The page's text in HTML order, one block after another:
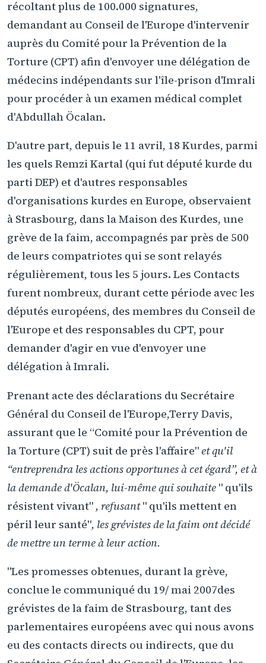
récoltant plus de 100.000 signatures,
demandant au Conseil de l'Europe d'intervenir
auprès du Comité pour la Prévention de la
Torture (CPT) afin d'envoyer une délégation de
médecins indépendants sur l'île-prison d'Imrali
pour procéder à un examen médical complet
d'Abdullah Öcalan.
D'autre part, depuis le 11 avril, 18 Kurdes, parmi
les quels Remzi Kartal (qui fut député kurde du
parti DEP) et d'autres responsables
d'organisations kurdes en Europe, observaient
à Strasbourg, dans la Maison des Kurdes, une
grève de la faim, accompagnés par près de 500
de leurs compatriotes qui se sont relayés
régulièrement, tous les 5 jours. Les Contacts
furent nombreux, durant cette période avec les
députés européens, des membres du Conseil de
l'Europe et des responsables du CPT, pour
demander d'agir en vue d'envoyer une
délégation à Imrali.
Prenant acte des déclarations du Secrétaire
Général du Conseil de l'Europe,Terry Davis,
assurant que le “Comité pour la Prévention de
la Torture (CPT) suit de près l'affaire"et qu'il
“entreprendra les actions opportunes à cet égard”, et à
la demande d'Öcalan, lui-même qui souhaite " qu'ils
résistent vivant" , refusant" qu'ils mettent en
péril leur santé", les grévistes de la faim ont décidé
de mettre un terme à leur action.
"Les promesses obtenues, durant la grève,
conclue le communiqué du 19/ mai 2007des
grévistes de la faim de Strasbourg, tant des
parlementaires européens avec qui nous avons
eu des contacts directs ou indirects, que du